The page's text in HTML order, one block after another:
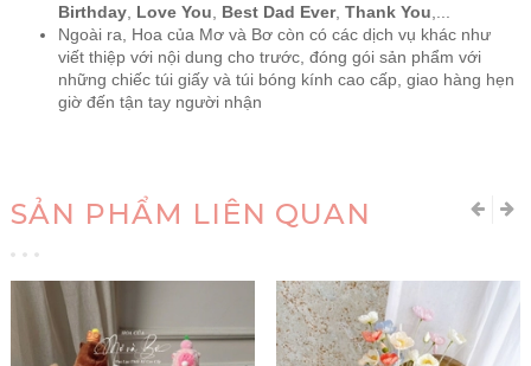
Birthday Love You Best Dad Ever, Thank You
Ngoài ra, Hoa của Mơ và Bơ còn có các dịch vụ khác như
viết thiệp với nội dung cho trước, đóng gói sản phẩm với
những chiếc túi giấy và túi bóng kính cao cấp, giao hàng hẹn
giờ đến tận tay người nhận
SẢN PHẨM LIÊN QUAN